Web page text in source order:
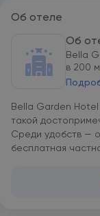
Об отеле
Об
Bella
в 200
Bella Garden
такой
Среди удобств —
бесплатная
гостей доставка